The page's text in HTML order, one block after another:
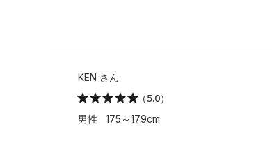
KEN さん
（5.0）
男性 175～179cm